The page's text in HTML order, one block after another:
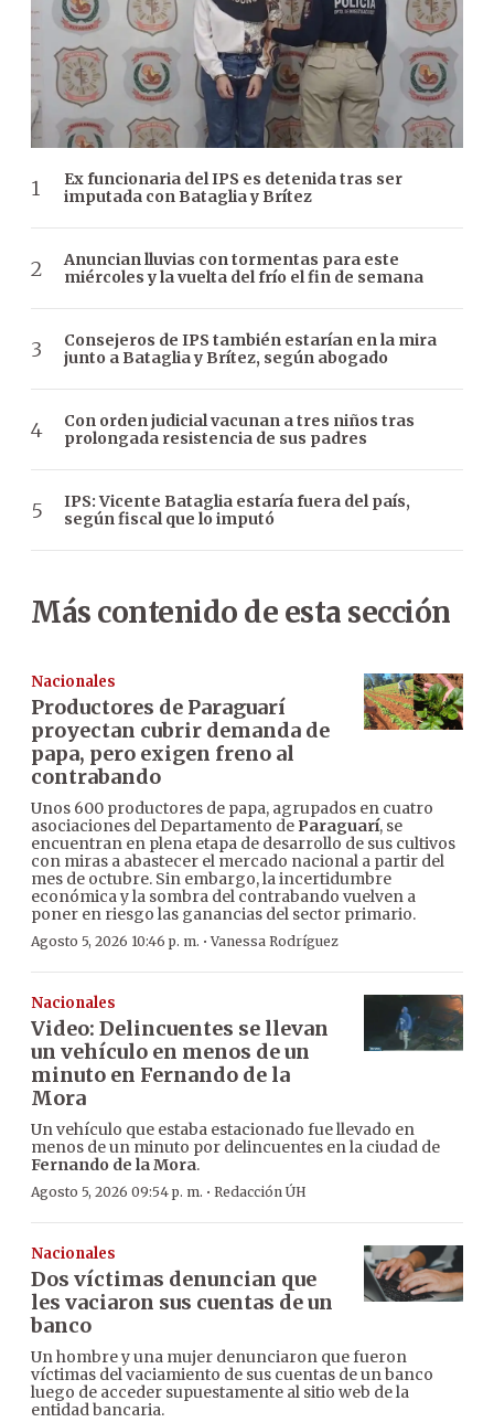
Ex funcionaria del IPS es detenida tras ser
imputada con Bataglia y Brítez
Anuncian lluvias con tormentas para este
miércoles y la vuelta del frío el fin de semana
Consejeros de IPS también estarían en la mira
junto a Bataglia y Brítez, según abogado
Con orden judicial vacunan a tres niños tras
prolongada resistencia de sus padres
IPS: Vicente Bataglia estaría fuera del país,
según fiscal que lo imputó
Más contenido de esta sección
Nacionales
Productores de Paraguarí
proyectan cubrir demanda de
papa, pero exigen freno al
contrabando
Unos 600 productores de papa, agrupados en cuatro
asociaciones del Departamento de Paraguarí, se
encuentran en plena etapa de desarrollo de sus cultivos
con miras a abastecer el mercado nacional a partir del
mes de octubre. Sin embargo, la incertidumbre
económica y la sombra del contrabando vuelven a
poner en riesgo las ganancias del sector primario.
Agosto 5, 2026 10:46 p. m. ·Vanessa Rodríguez
Nacionales
Video: Delincuentes se llevan
un vehículo en menos de un
minuto en Fernando de la
Mora
Un vehículo que estaba estacionado fue llevado en
menos de un minuto por delincuentes en la ciudad de
Fernando de la Mora.
Agosto 5, 2026 09:54 p. m. · Redacción ÚH
Nacionales
Dos víctimas denuncian que
les vaciaron sus cuentas de un
banco
Un hombre y una mujer denunciaron que fueron
víctimas del vaciamiento de sus cuentas de un banco
luego de acceder supuestamente al sitio web de la
entidad bancaria.